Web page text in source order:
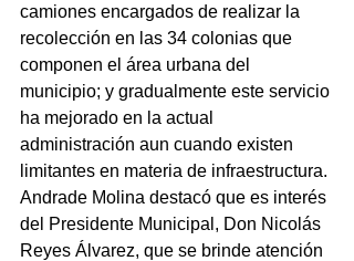
camiones encargados de realizar la
recolección en las 34 colonias que
componen el área urbana del
municipio; y gradualmente este servicio
ha mejorado en la actual
administración aun cuando existen
limitantes en materia de infraestructura.
Andrade Molina destacó que es interés
del Presidente Municipal, Don Nicolás
Reyes Álvarez, que se brinde atención